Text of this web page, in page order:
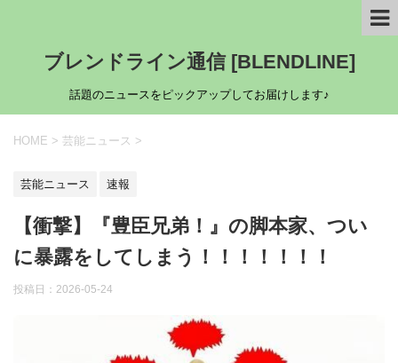
ブレンドライン通信 [BLENDLINE]
話題のニュースをピックアップしてお届けします♪
HOME > 芸能ニュース >
芸能ニュース 速報
【衝撃】『豊臣兄弟！』の脚本家、つい
に暴露をしてしまう！！！！！！！
投稿日： 2026-05-24